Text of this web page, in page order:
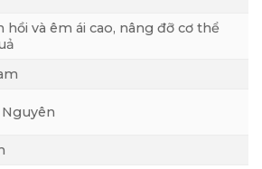
hồi và êm ái cao, nâng đỡ cơ thể